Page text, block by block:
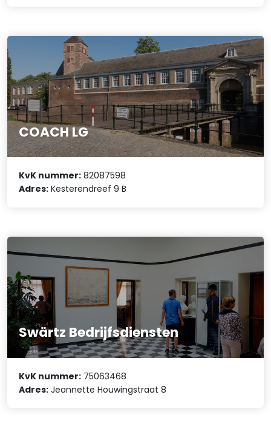
COACH LG
KvK nummer: 82087598
Adres: Kesterendreef 9 B
Swärtz Bedrijfsdiensten
KvK nummer: 75063468
Adres: Jeannette Houwingstraat 8